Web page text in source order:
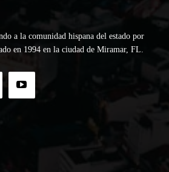
a la comunidad hispana del estado por
en 1994 en la ciudad de Miramar, FL.